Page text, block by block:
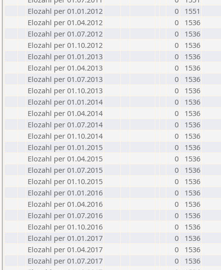
Elozahl per 01.01.2012
0
1551
Elozahl per 01.04.2012
0
1536
Elozahl per 01.07.2012
0
1536
Elozahl per 01.10.2012
0
1536
Elozahl per 01.01.2013
0
1536
Elozahl per 01.04.2013
0
1536
Elozahl per 01.07.2013
0
1536
Elozahl per 01.10.2013
0
1536
Elozahl per 01.01.2014
0
1536
Elozahl per 01.04.2014
0
1536
Elozahl per 01.07.2014
0
1536
Elozahl per 01.10.2014
0
1536
Elozahl per 01.01.2015
0
1536
Elozahl per 01.04.2015
0
1536
Elozahl per 01.07.2015
0
1536
Elozahl per 01.10.2015
0
1536
Elozahl per 01.01.2016
0
1536
Elozahl per 01.04.2016
0
1536
Elozahl per 01.07.2016
0
1536
Elozahl per 01.10.2016
0
1536
Elozahl per 01.01.2017
0
1536
Elozahl per 01.04.2017
0
1536
Elozahl per 01.07.2017
0
1536